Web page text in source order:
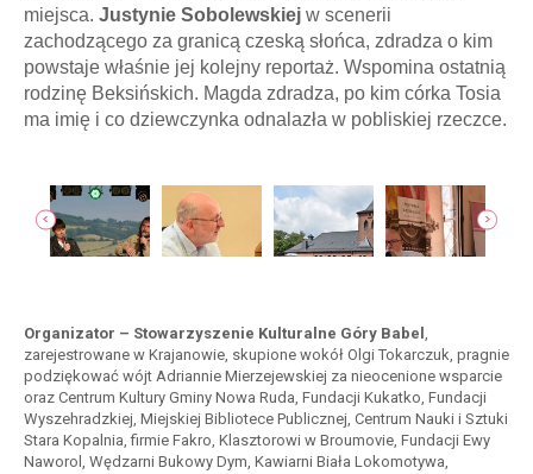
miejsca. Justynie Sobolewskiej w scenerii
zachodzącego za granicą czeską słońca, zdradza o kim
powstaje właśnie jej kolejny reportaż. Wspomina ostatnią
rodzinę Beksińskich. Magda zdradza, po kim córka Tosia
ma imię i co dziewczynka odnalazła w pobliskiej rzeczce.
Organizator – Stowarzyszenie Kulturalne Góry Babel
zarejestrowane w Krajanowie, skupione wokół Olgi Tokarczuk, pragnie
podziękować wójt Adriannie Mierzejewskiej za nieocenione wsparcie
oraz Centrum Kultury Gminy Nowa Ruda, Fundacji Kukatko, Fundacji
Wyszehradzkiej, Miejskiej Bibliotece Publicznej, Centrum Nauki i Sztuki
Stara Kopalnia, firmie Fakro, Klasztorowi w Broumovie, Fundacji Ewy
Naworol, Wędzarni Bukowy Dym, Kawiarni Biała Lokomotywa,